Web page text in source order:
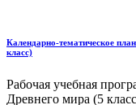
Календарно-тематическое
класс)
Рабочая учебная
Древнего мира (5